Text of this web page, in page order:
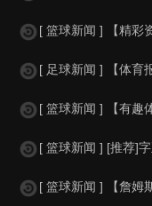
[ 篮球新闻 ] 【精彩资讯】把
[ 足球新闻 ] 【体育报道】半场
[ 篮球新闻 ] 【有趣体育】英媒
[ 篮球新闻 ] [推荐]字正腔圆
[ 篮球新闻 ] 【詹姆斯】帕